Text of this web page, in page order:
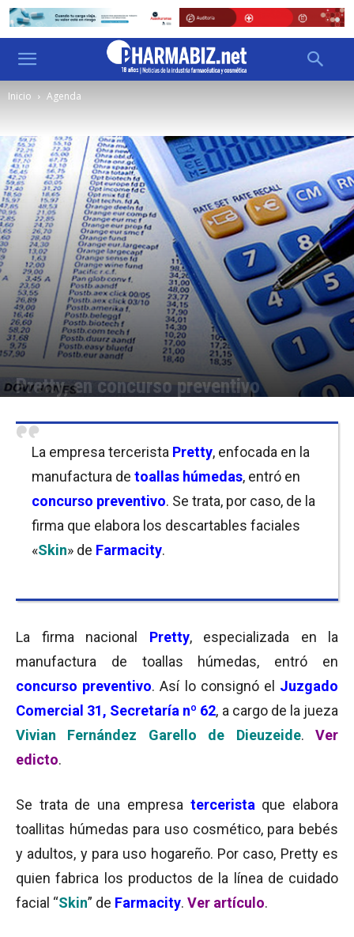
Inicio Agenda
Pretty, en concurso preventivo
La empresa tercerista Pretty, enfocada en la
manufactura de toallas húmedas, entró en
concurso preventivo. Se trata, por caso, de la
firma que elabora los descartables faciales
«Skin» de Farmacity.
La firma nacional Pretty, especializada en la
manufactura de toallas húmedas, entró en
concurso preventivo. Así lo consignó el Juzgado
Comercial 31, Secretaría nº 62, a cargo de la jueza
Vivian Fernández Garello de Dieuzeide.Ver
edicto.
Se trata de una empresa tercerista que elabora
toallitas húmedas para uso cosmético, para bebés
y adultos, y para uso hogareño. Por caso, Pretty es
quien fabrica los productos de la línea de cuidado
facial “Skin” de Farmacity. Ver artículo.